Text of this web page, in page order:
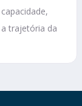
trajetória da